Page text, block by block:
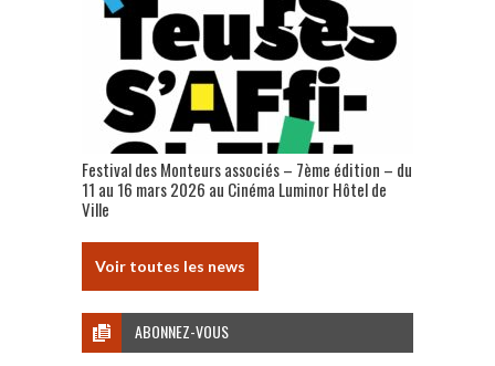
Festival des Monteurs associés – 7ème édition – du
11 au 16 mars 2026 au Cinéma Luminor Hôtel de
Ville
Voir toutes les news
ABONNEZ-VOUS